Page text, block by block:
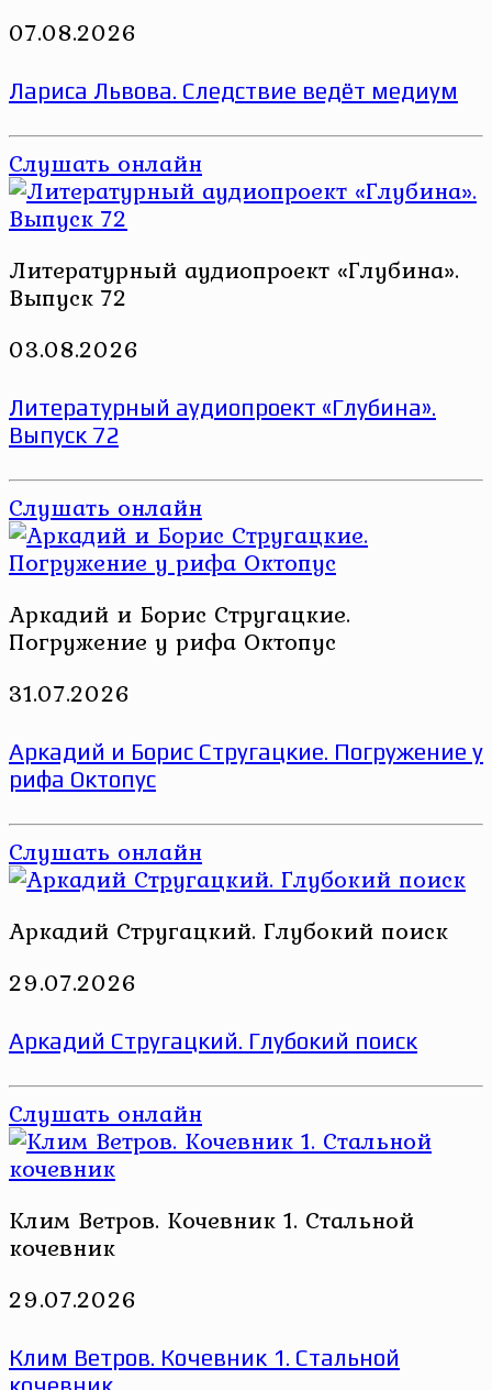
07.08.2026
Лариса Львова. Следствие ведёт медиум
Слушать онлайн
Литературный аудиопроект «Глубина».
Выпуск 72
03.08.2026
Литературный аудиопроект «Глубина».
Выпуск 72
Слушать онлайн
Аркадий и Борис Стругацкие.
Погружение у рифа Октопус
31.07.2026
Аркадий и Борис Стругацкие. Погружение у
рифа Октопус
Слушать онлайн
Аркадий Стругацкий. Глубокий поиск
29.07.2026
Аркадий Стругацкий. Глубокий поиск
Слушать онлайн
Клим Ветров. Кочевник 1. Стальной
кочевник
29.07.2026
Клим Ветров. Кочевник 1. Стальной